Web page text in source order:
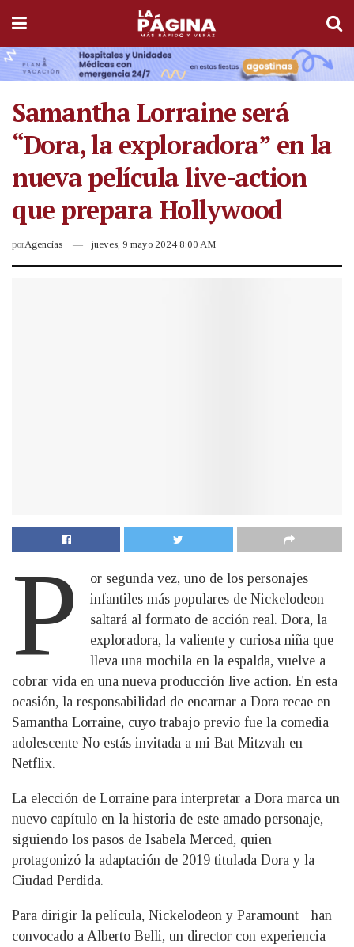
Samantha Lorraine será
“Dora, la exploradora” en la
nueva película live-action
que prepara Hollywood
porAgencias jueves, 9 mayo 2024 8:00 AM
P
or segunda vez, uno de los personajes
infantiles más populares de Nickelodeon
saltará al formato de acción real. Dora, la
exploradora, la valiente y curiosa niña que
lleva una mochila en la espalda, vuelve a
cobrar vida en una nueva producción live action. En esta
ocasión, la responsabilidad de encarnar a Dora recae en
Samantha Lorraine, cuyo trabajo previo fue la comedia
adolescente No estás invitada a mi Bat Mitzvah en
Netflix.
La elección de Lorraine para interpretar a Dora marca un
nuevo capítulo en la historia de este amado personaje,
siguiendo los pasos de Isabela Merced, quien
protagonizó la adaptación de 2019 titulada Dora y la
Ciudad Perdida.
Para dirigir la película, Nickelodeon y Paramount+ han
convocado a Alberto Belli, un director con experiencia